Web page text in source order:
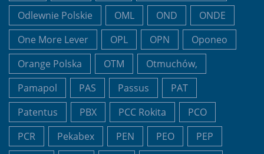
Odlewnie Polskie
OML OND
ONDE
One More Lever
OPL OPN
Oponeo
Orange Polska
OTM
Otmuchów,
Pamapol
PAS Passus
PAT
Patentus
PBX PCC Rokita
PCO
PCR
Pekabex PEN PEO
PEP